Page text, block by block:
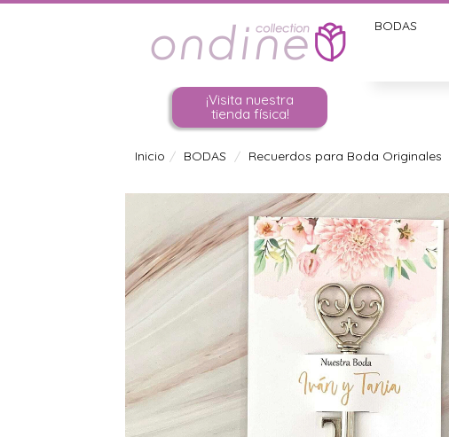
BODAS
¡Visita nuestra
tienda física!
Inicio BODAS Recuerdos para Boda Originales